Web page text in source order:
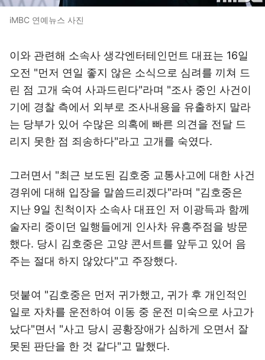
iMBC 연예뉴스 사진
이와 관련해 소속사 생각엔터테인먼트 대표는 16일
오전 "먼저 연일 좋지 않은 소식으로 심려를 끼쳐 드
린 점 고개 숙여 사과드린다"라며 "조사 중인 사건이
기에 경찰 측에서 외부로 조사내용을 유출하지 말라
는 당부가 있어 수많은 의혹에 빠른 의견을 전달 드
리지 못한 점 죄송하다"라고 고개를 숙였다.
그러면서 "최근 보도된 김호중 교통사고에 대한 사건
경위에 대해 입장을 말씀드리겠다"라며 "김호중은
지난 9일 친척이자 소속사 대표인 저 이광득과 함께
술자리 중이던 일행들에게 인사차 유흥주점을 방문
했다. 당시 김호중은 고양 콘서트를 앞두고 있어 음
주는 절대 하지 않았다"고 주장했다.
덧붙여 "김호중은 먼저 귀가했고, 귀가 후 개인적인
일로 자차를 운전하여 이동 중 운전 미숙으로 사고가
났다"면서 "사고 당시 공황장애가 심하게 오면서 잘
못된 판단을 한 것 같다"고 말했다.